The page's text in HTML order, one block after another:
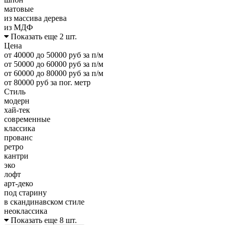
матовые
из массива дерева
из МДФ
Показать еще 2 шт.
Цена
от 40000 до 50000 руб за п/м
от 50000 до 60000 руб за п/м
от 60000 до 80000 руб за п/м
от 80000 руб за пог. метр
Стиль
модерн
хай-тек
современные
классика
прованс
ретро
кантри
эко
лофт
арт-деко
под старину
в скандинавском стиле
неоклассика
Показать еще 8 шт.